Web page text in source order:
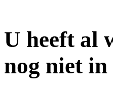
U heeft al
nog niet in